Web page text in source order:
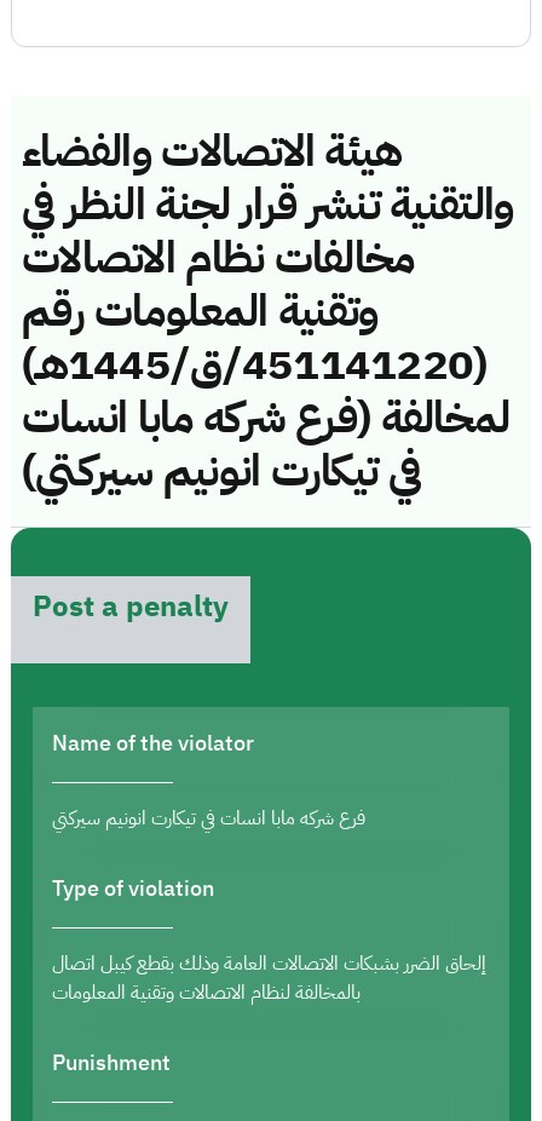
هيئة الاتصالات والفضاء
والتقنية تنشر قرار لجنة النظر في
مخالفات نظام الاتصالات
وتقنية المعلومات رقم
(451141220/ق/1445هـ)
لمخالفة (فرع شركه مابا انسات
في تيكارت انونيم سيركتي)
Post a penalty
Name of the violator
فرع شركه مابا انسات في تيكارت انونيم سيركتي
Type of violation
إلحاق الضرر بشبكات الاتصالات العامة وذلك بقطع كيبل اتصال
بالمخالفة لنظام الاتصالات وتقنية المعلومات
Punishment